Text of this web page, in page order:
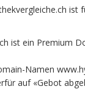
ist
ist ein Premium
Namen
auf «Gebot